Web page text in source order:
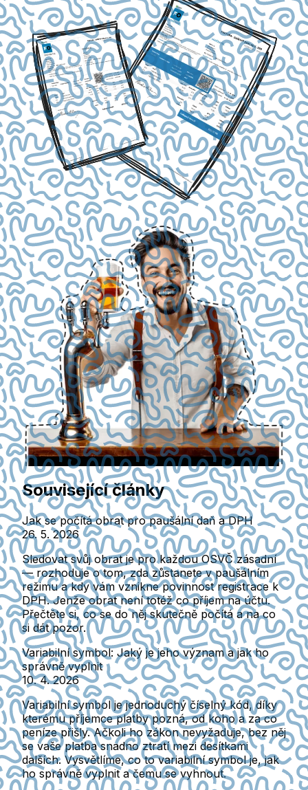
Související články
Jak se počítá obrat pro paušální daň a DPH
26. 5. 2026
Sledovat svůj obrat je pro každou OSVČ zásadní
— rozhoduje o tom, zda zůstanete v paušálním
režimu a kdy vám vznikne povinnost registrace k
DPH. Jenže obrat není totéž co příjem na účtu.
Přečtěte si, co se do něj skutečně počítá a na co
si dát pozor.
Variabilní symbol: Jaký je jeho význam a jak ho
správně vyplnit
10. 4. 2026
Variabilní symbol je jednoduchý číselný kód, díky
kterému příjemce platby pozná, od koho a za co
peníze přišly. Ačkoli ho zákon nevyžaduje, bez něj
se vaše platba snadno ztratí mezi desítkami
dalších. Vysvětlíme, co to variabilní symbol je, jak
ho správně vyplnit a čemu se vyhnout.